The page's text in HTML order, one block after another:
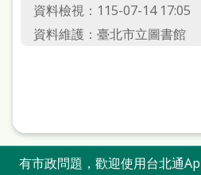
市
圖
覽
資料檢視：115-07-14 17:05
資料維護：臺北市立圖書館
有市政問題，歡迎使用台北通